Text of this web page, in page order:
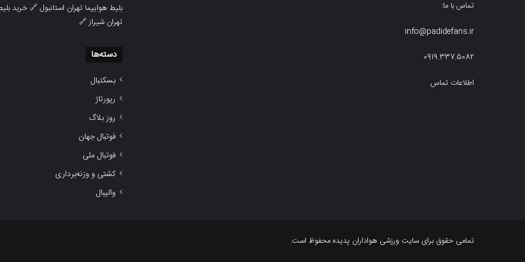
تماس با ما:
info@padidefans.ir
0919.337.5082
اطلاعات تماس
بلیط هوایپما تهران استانبول🔗خرید
تهران شیراز🔗
دسته‌ها
بسکتبال
رپورتاژ
روز بلاگ
فوتبال جهان
فوتبال ملی
کشتی و وزنه‌برداری
والیبال
تمامی حقوق برای سایت ورزشی هواداران پدیده محفوظ است.